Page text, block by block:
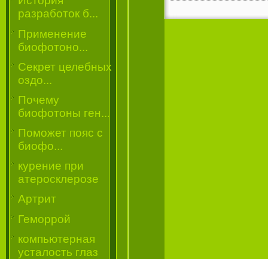
разработок б...
Применение
биофотоно...
Секрет целебных
оздо...
Почему
биофотоны ген...
Поможет пояс с
биофо...
курение при
атеросклерозе
Артрит
Геморрой
компьютерная
усталость глаз